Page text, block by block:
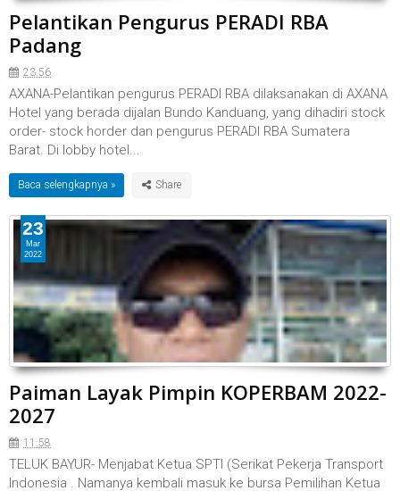
Pelantikan Pengurus PERADI RBA
Padang
23.56
AXANA-Pelantikan pengurus PERADI RBA dilaksanakan di AXANA
Hotel yang berada dijalan Bundo Kanduang, yang dihadiri stock
order- stock horder dan pengurus PERADI RBA Sumatera
Barat. Di lobby hotel...
Baca selengkapnya »
Paiman Layak Pimpin KOPERBAM 2022-
2027
11.58
TELUK BAYUR- Menjabat Ketua SPTI (Serikat Pekerja Transport
Indonesia . Namanya kembali masuk ke bursa Pemilihan Ketua
23
Mar
2022